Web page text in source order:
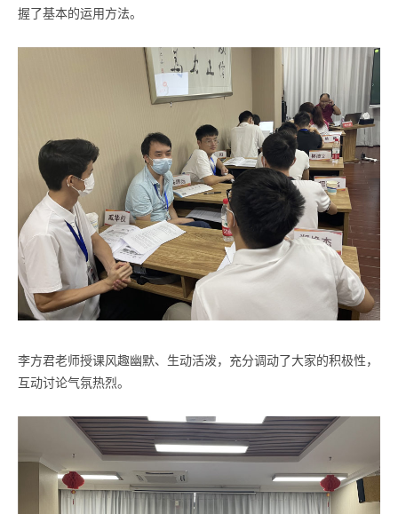
握了基本的运用方法。
李方君老师授课风趣幽默、生动活泼，充分调动了大家的积极性，
互动讨论气氛热烈。